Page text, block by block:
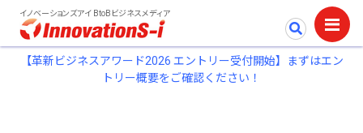
イノベーションズアイ BtoBビジネスメディア
【革新ビジネスアワード2026 エントリー受付開始】まずはエン
トリー概要をご確認ください！